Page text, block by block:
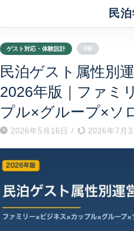
民
ゲスト対応・体験設計 PR
民泊ゲスト属性別
2026年版｜ファミ
プル×グループ×ソ
2026年5月16日 / 2026年7月